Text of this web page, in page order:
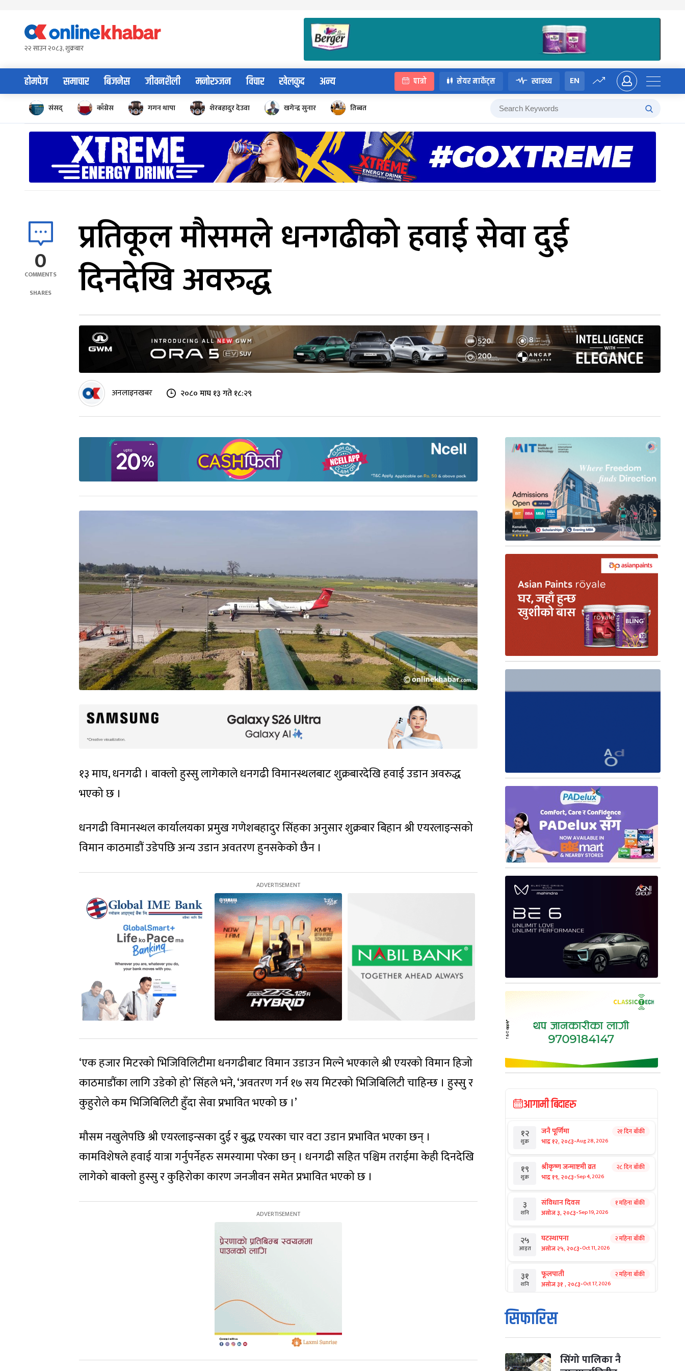
content२२ साउन २०८३, शुक्रबार
होमपेज समाचार बिजनेस जीवनशैली मनोरञ्जन विचार खेलकुद अन्य पात्रो सेयर मार्केट्स स्वास्थ्य EN
संसद् काँग्रेस गगन थापा शेरबहादुर देउवा खगेन्द्र सुनार तिब्बत
0
COMMENTS
SHARES
प्रतिकूल मौसमले धनगढीको हवाई सेवा दुई
दिनदेखि अवरुद्ध
अनलाइनखबर २०८० माघ १३ गते १८:२९
१३ माघ, धनगढी । बाक्लो हुस्सु लागेकाले धनगढी विमानस्थलबाट शुक्रबारदेखि हवाई उडान अवरुद्ध
भएको छ ।
धनगढी विमानस्थल कार्यालयका प्रमुख गणेशबहादुर सिंहका अनुसार शुक्रबार बिहान श्री एयरलाइन्सको
विमान काठमाडौं उडेपछि अन्य उडान अवतरण हुनसकेको छैन ।
‘एक हजार मिटरको भिजिविलिटीमा धनगढीबाट विमान उडाउन मिल्ने भएकाले श्री एयरको विमान हिजो
काठमाडौंका लागि उडेको हो’ सिंहले भने, ‘अवतरण गर्न १७ सय मिटरको भिजिबिलिटी चाहिन्छ । हुस्सु र
कुहुरोले कम भिजिबिलिटी हुँदा सेवा प्रभावित भएको छ ।’
मौसम नखुलेपछि श्री एयरलाइन्सका दुई र बुद्ध एयरका चार वटा उडान प्रभावित भएका छन् ।
कामविशेषले हवाई यात्रा गर्नुपर्नेहरु समस्यामा परेका छन् । धनगढी सहित पश्चिम तराईमा केही दिनदेखि
लागेको बाक्लो हुस्सु र कुहिरोका कारण जनजीवन समेत प्रभावित भएको छ ।
आगामी बिदाहरु
१२
शुक्र
जनै पूर्णिमा
भाद्र १२, २०८३-Aug 28, 2026
२१ दिन बाँकी
१९
शुक्र
श्रीकृष्ण जन्माष्टमी व्रत
भाद्र १९, २०८३-Sep 4, 2026
२८ दिन बाँकी
३
शनि
संविधान दिवस
असोज ३, २०८३-Sep 19, 2026
१ महिना बाँकी
२५
आइत
घटस्थापना
असोज २५, २०८३-Oct 11, 2026
२ महिना बाँकी
३१
शनि
फूलपाती
असोज ३१ , २०८३-Oct 17, 2026
२ महिना बाँकी
१
आइत
कार्तिक सङ्क्रान्ति
कार्तिक १, २०८३
मंगल कार्तिक ३, २०८३- Oct 20, 2026
सिफारिस
सिंगो पालिका नै